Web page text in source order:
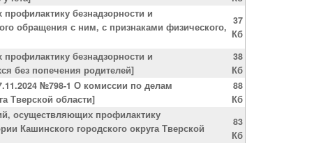
безнадзорности и
обращения с ним, с признаками физического,
37
Кб
безнадзорности и
без попечения родителей]
38
Кб
№798-1 О комиссии по делам
Тверской области]
88
Кб
осуществляющих профилактику
Кашинского городского округа Тверской
83
Кб